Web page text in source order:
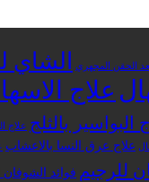
الحقن المجهري الشاي
علاج
البواسير بالثلج علاج
علاج عرق النسا بالاعشاب
للرجيم فوائد الشوفان